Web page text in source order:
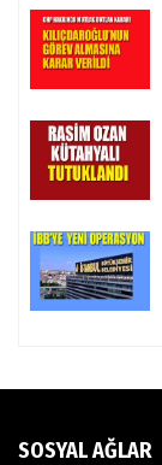
SOSYAL AĞLAR